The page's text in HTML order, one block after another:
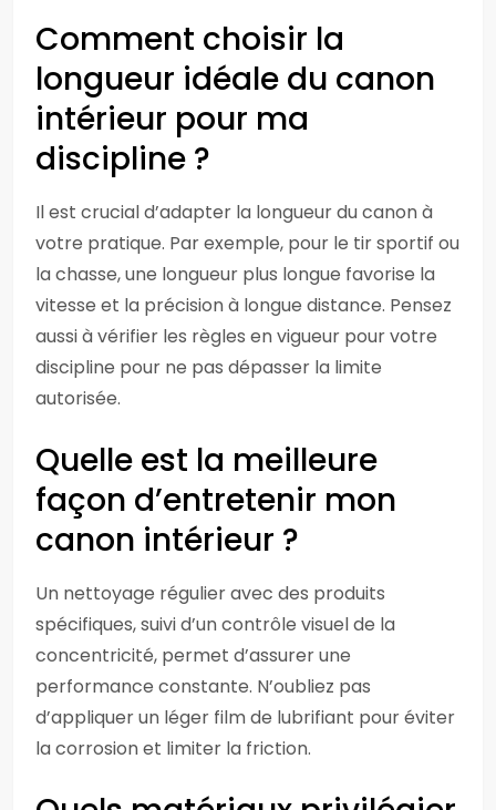
Comment choisir la
longueur idéale du canon
intérieur pour ma
discipline ?
Il est crucial d’adapter la longueur du canon à
votre pratique. Par exemple, pour le tir sportif ou
la chasse, une longueur plus longue favorise la
vitesse et la précision à longue distance. Pensez
aussi à vérifier les règles en vigueur pour votre
discipline pour ne pas dépasser la limite
autorisée.
Quelle est la meilleure
façon d’entretenir mon
canon intérieur ?
Un nettoyage régulier avec des produits
spécifiques, suivi d’un contrôle visuel de la
concentricité, permet d’assurer une
performance constante. N’oubliez pas
d’appliquer un léger film de lubrifiant pour éviter
la corrosion et limiter la friction.